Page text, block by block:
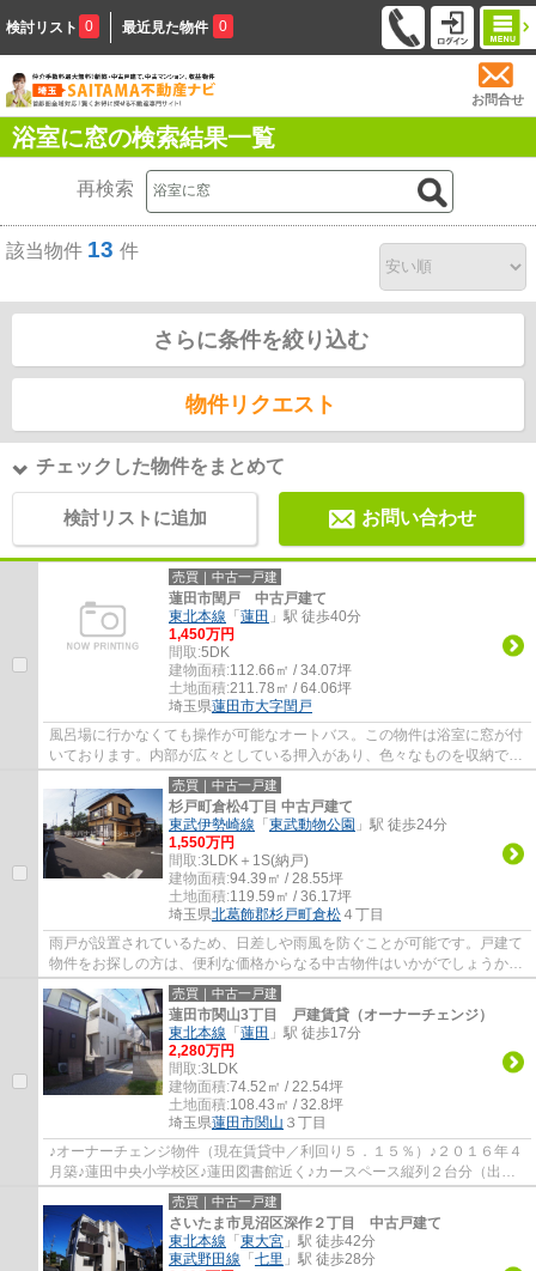
検討リスト 0 最近見た物件 0
お問合せ
浴室に窓の検索結果一覧
再検索
該当物件 13 件
さらに条件を絞り込む
物件リクエスト
チェックした物件をまとめて
検討リストに追加 お問い合わせ
売買｜中古一戸建
蓮田市閏戸 中古戸建て
東北本線 「 蓮田 」駅 徒歩40分
1,450万円
間取:5DK
建物面積:112.66㎡ / 34.07坪
土地面積:211.78㎡ / 64.06坪
埼玉県蓮田市大字閏戸
風呂場に行かなくても操作が可能なオートバス。この物件は浴室に窓が付
いております。内部が広々としている押入があり、色々なものを収納でき
ます。投資の目安として利用されることの...
売買｜中古一戸建
杉戸町倉松4丁目 中古戸建て
東武伊勢崎線 「 東武動物公園 」駅 徒歩24分
1,550万円
間取:3LDK＋1S(納戸)
建物面積:94.39㎡ / 28.55坪
土地面積:119.59㎡ / 36.17坪
埼玉県北葛飾郡杉戸町倉松 ４丁目
雨戸が設置されているため、日差しや雨風を防ぐことが可能です。戸建て
物件をお探しの方は、便利な価格からなる中古物件はいかがでしょうか。
この物件は広々としたシステムキッチンな...
売買｜中古一戸建
蓮田市関山3丁目 戸建賃貸（オーナーチェンジ）
東北本線 「 蓮田 」駅 徒歩17分
2,280万円
間取:3LDK
建物面積:74.52㎡ / 22.54坪
土地面積:108.43㎡ / 32.8坪
埼玉県蓮田市関山 ３丁目
♪オーナーチェンジ物件（現在賃貸中／利回り５．１５％）♪２０１６年４
月築♪蓮田中央小学校区♪蓮田図書館近く♪カースペース縦列２台分（出入
口間口２ｍ・車種による）♪閑静な住環境♪日...
売買｜中古一戸建
さいたま市見沼区深作２丁目 中古戸建て
東北本線 「 東大宮 」駅 徒歩42分
東武野田線 「 七里 」駅 徒歩28分